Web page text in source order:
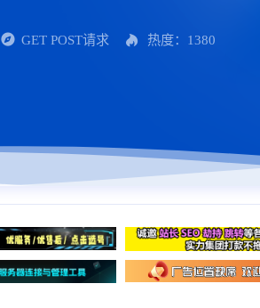
GET POST请求 热度：1380